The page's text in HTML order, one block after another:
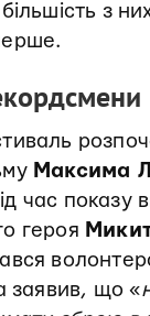
з
Максима
час показу
героя
заявив, що «